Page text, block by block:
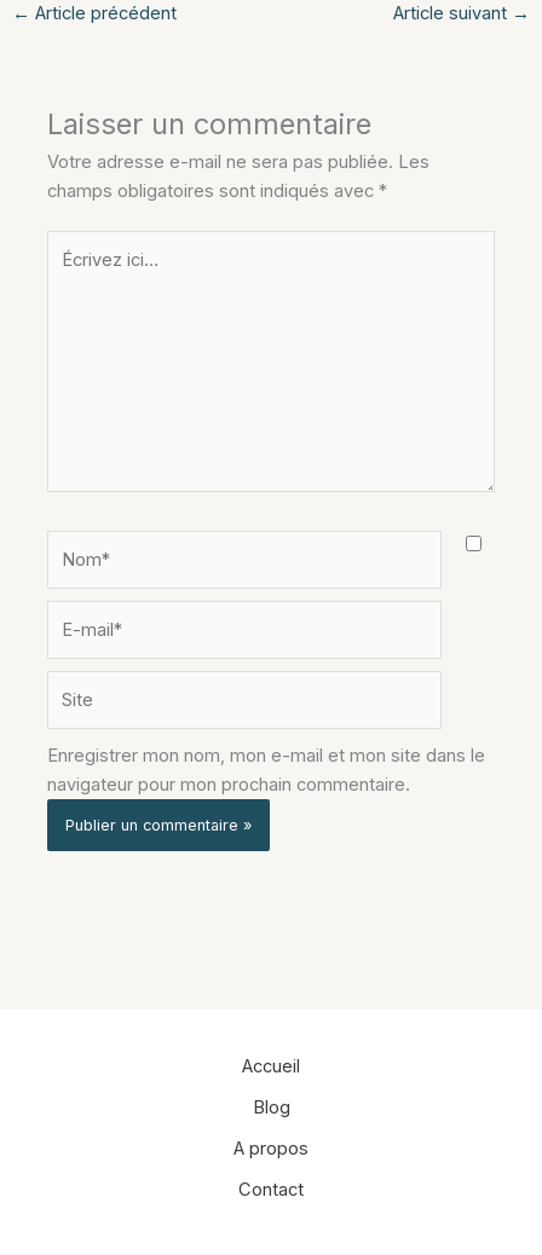
← Article précédent Article suivant →
Laisser un commentaire
Votre adresse e-mail ne sera pas publiée. Les
champs obligatoires sont indiqués avec*
Écrivez
mail*
Enregistrer mon nom, mon e-mail et mon site dans le
navigateur pour mon prochain commentaire.
Accueil
Blog
A propos
Contact